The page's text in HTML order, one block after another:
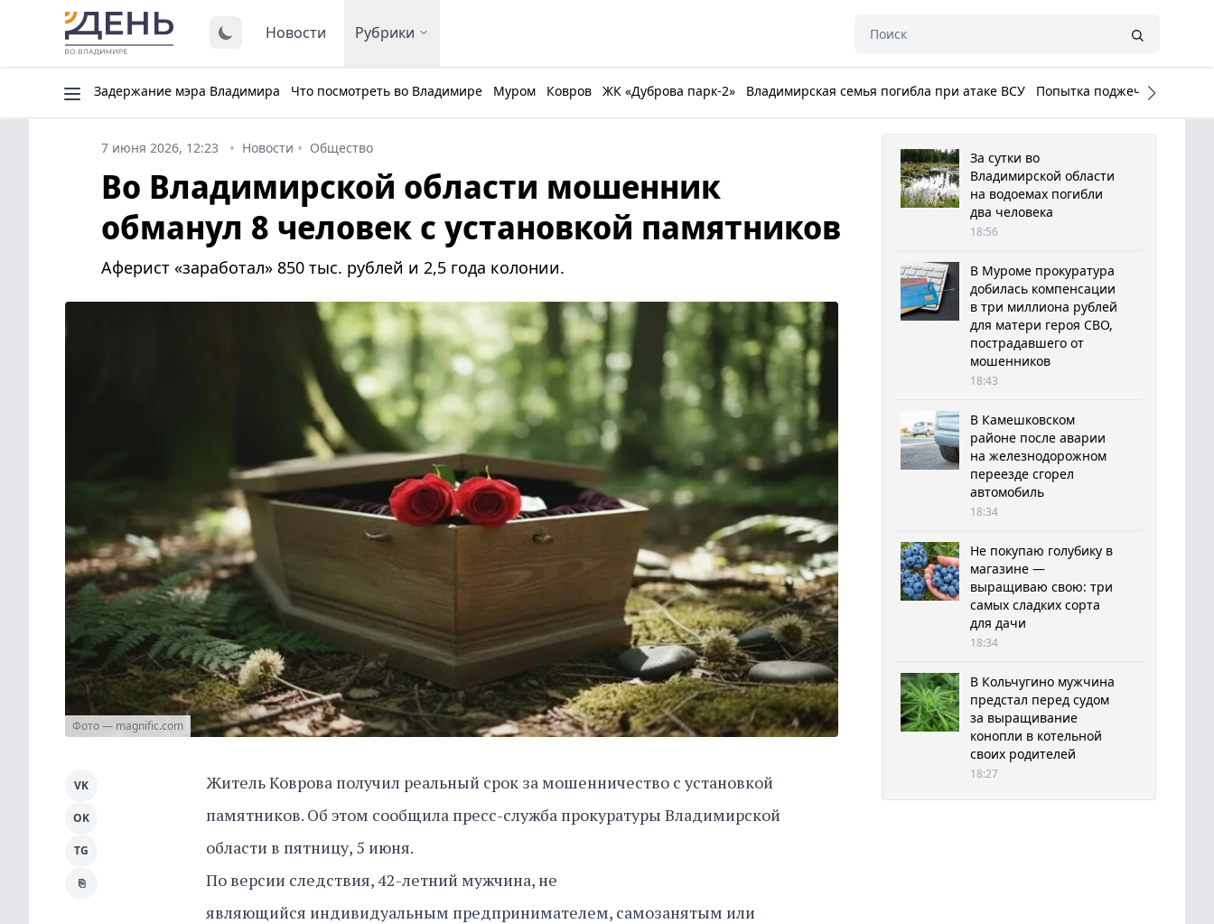
Новости Рубрики
Задержание мэра Владимира Что посмотреть во Владимире Муром Ковров ЖК «Дуброва парк-2» Владимирская семья погибла при атаке ВСУ Попытка поджечь Белый
7 июня 2026, 12:23 Новости Общество
Во Владимирской области мошенник
обманул 8 человек с установкой памятников
Аферист «заработал» 850 тыс. рублей и 2,5 года колонии.
Фото — magnific.com
Житель Коврова получил реальный срок за мошенничество с установкой
памятников. Об этом сообщила пресс-служба прокуратуры Владимирской
области в пятницу, 5 июня.
По версии следствия, 42-летний мужчина, не
являющийся индивидуальным предпринимателем, самозанятым или
VK
OK
TG
⎘
За сутки во
Владимирской области
на водоемах погибли
два человека
18:56
В Муроме прокуратура
добилась компенсации
в три миллиона рублей
для матери героя СВО,
пострадавшего от
мошенников
18:43
В Камешковском
районе после аварии
на железнодорожном
переезде сгорел
автомобиль
18:34
Не покупаю голубику в
магазине —
выращиваю свою: три
самых сладких сорта
для дачи
18:34
В Кольчугино мужчина
предстал перед судом
за выращивание
конопли в котельной
своих родителей
18:27